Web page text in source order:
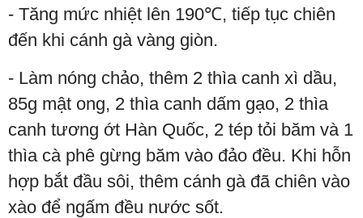
- Tăng mức nhiệt lên 190℃, tiếp tục chiên
đến khi cánh gà vàng giòn.
- Làm nóng chảo, thêm 2 thìa canh xì dầu,
85g mật ong, 2 thìa canh dấm gạo, 2 thìa
canh tương ớt Hàn Quốc, 2 tép tỏi băm và 1
thìa cà phê gừng băm vào đảo đều. Khi hỗn
hợp bắt đầu sôi, thêm cánh gà đã chiên vào
xào để ngấm đều nước sốt.